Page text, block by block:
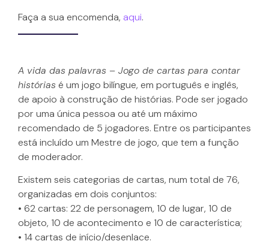
Faça a sua encomenda, aqui.
A vida das palavras – Jogo de cartas para contar
histórias é um jogo bilíngue, em português e inglês,
de apoio à construção de histórias. Pode ser jogado
por uma única pessoa ou até um máximo
recomendado de 5 jogadores. Entre os participantes
está incluído um Mestre de jogo, que tem a função
de moderador.
Existem seis categorias de cartas, num total de 76,
organizadas em dois conjuntos:
• 62 cartas: 22 de personagem, 10 de lugar, 10 de
objeto, 10 de acontecimento e 10 de característica;
• 14 cartas de início/desenlace.